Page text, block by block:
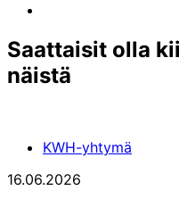
facebook
Saattaisit olla
näistä
KWH-yhtymä
16.06.2026